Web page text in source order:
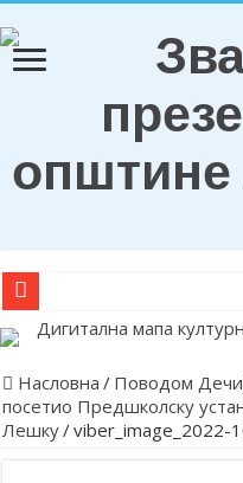
О Б А В Е Ш Т Е Њ Е
Обележена храмовна и
Парастосом и полагањем
Насловна / Поводом
посетио Предшколску
Лешку/viber_image_2022-